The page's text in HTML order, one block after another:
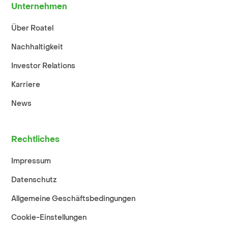
Unternehmen
Über Roatel
Nachhaltigkeit
Investor Relations
Karriere
News
Rechtliches
Impressum
Datenschutz
Allgemeine Geschäftsbedingungen
Cookie-Einstellungen